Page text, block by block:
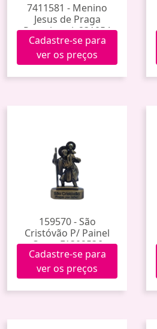
7411581 - Menino
Jesus de Praga
Porcelana Jy231054
(36)
Cadastre-se para
ver os preços
159570 - São
Cristóvão P/ Painel
Carro F1302536
Cadastre-se para
ver os preços